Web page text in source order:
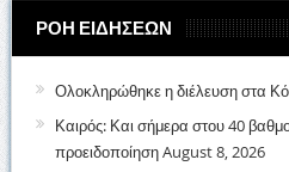
ΡΟΗ ΕΙΔΗΣΕΩΝ
Ολοκληρώθηκε η διέλευση στα
Καιρός: Και σήμερα στου 40
προειδοποίησηAugust 8, 2026